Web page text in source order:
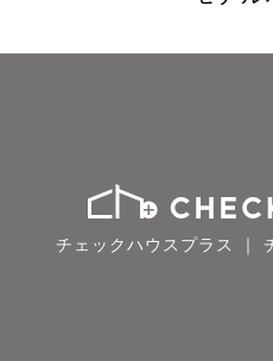
チェックハウスプラス ｜